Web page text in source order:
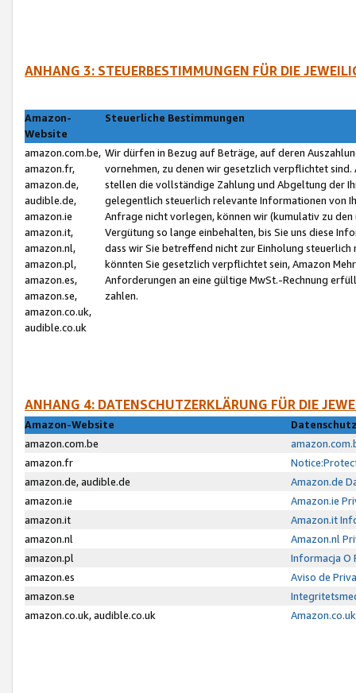
ANHANG 3: STEUERBESTIMMUNGEN FÜR DIE
Amazon-
Website
Steuerliche Bestimmungen
amazon.com.be,
amazon.fr,
amazon.de,
audible.de,
amazon.ie
amazon.it,
amazon.nl,
amazon.pl,
amazon.es,
amazon.se,
amazon.co.uk,
audible.co.uk
Wir dürfen in Bezug auf Beträge, auf deren
vornehmen, zu denen wir gesetzlich verpflichtet
stellen die vollständige Zahlung und Abgeltung der
gelegentlich steuerlich relevante Informationen von
Anfrage nicht vorlegen, können wir (kumulativ zu
Vergütung so lange einbehalten, bis Sie uns diese
dass wir Sie betreffend nicht zur Einholung
könnten Sie gesetzlich verpflichtet sein, Amazon
Anforderungen an eine gültige MwSt.-Rechnung
zahlen.
ANHANG 4: DATENSCHUTZERKLÄRUNG FÜR DIE
Amazon-Website
amazon.com.be
amazon.fr
amazon.de, audible.de
Amazon.de
amazon.ie
Amazon.ie
amazon.it
Amazon.it
amazon.nl
Amazon.nl
amazon.pl
Informacja O
amazon.es
Aviso de
amazon.se
amazon.co.uk, audible.co.uk